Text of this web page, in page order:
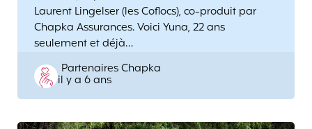
Laurent Lingelser (les Coflocs), co-produit par
Chapka Assurances. Voici Yuna, 22 ans
seulement et déjà…
Posted
by
Partenaires Chapka
il y a 6 ans